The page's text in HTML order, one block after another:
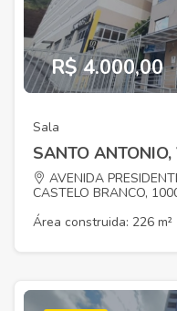
R$ 4.000,00
Sala
SANTO
AVENIDA
CASTELO BRANCO,
Área construida: 226 m²